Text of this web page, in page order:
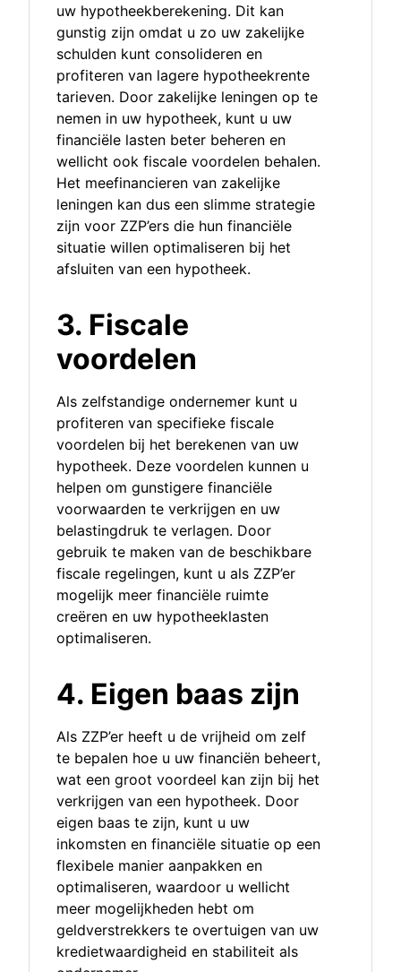
uw hypotheekberekening. Dit kan
gunstig zijn omdat u zo uw zakelijke
schulden kunt consolideren en
profiteren van lagere hypotheekrente
tarieven. Door zakelijke leningen op te
nemen in uw hypotheek, kunt u uw
financiële lasten beter beheren en
wellicht ook fiscale voordelen behalen.
Het meefinancieren van zakelijke
leningen kan dus een slimme strategie
zijn voor ZZP’ers die hun financiële
situatie willen optimaliseren bij het
afsluiten van een hypotheek.
3. Fiscale
voordelen
Als zelfstandige ondernemer kunt u
profiteren van specifieke fiscale
voordelen bij het berekenen van uw
hypotheek. Deze voordelen kunnen u
helpen om gunstigere financiële
voorwaarden te verkrijgen en uw
belastingdruk te verlagen. Door
gebruik te maken van de beschikbare
fiscale regelingen, kunt u als ZZP’er
mogelijk meer financiële ruimte
creëren en uw hypotheeklasten
optimaliseren.
4. Eigen baas zijn
Als ZZP’er heeft u de vrijheid om zelf
te bepalen hoe u uw financiën beheert,
wat een groot voordeel kan zijn bij het
verkrijgen van een hypotheek. Door
eigen baas te zijn, kunt u uw
inkomsten en financiële situatie op een
flexibele manier aanpakken en
optimaliseren, waardoor u wellicht
meer mogelijkheden hebt om
geldverstrekkers te overtuigen van uw
kredietwaardigheid en stabiliteit als